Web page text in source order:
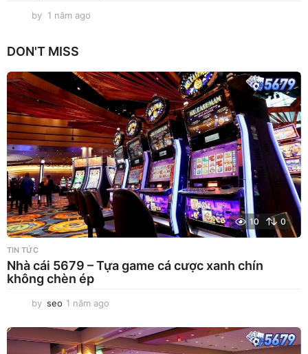
by 1 năm ago
g
o
DON'T MISS
10 0
TIN TỨC
Nhà cái 5679 – Tựa game cá cược xanh chín
không chèn ép
by seo 1 năm ago
ă
m